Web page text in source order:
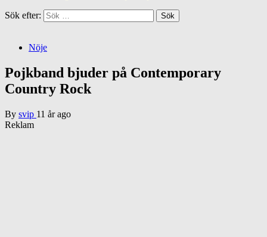
Sök efter:
Nöje
Pojkband bjuder på Contemporary
Country Rock
By svip 11 år ago
Reklam